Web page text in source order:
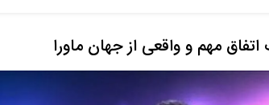
مهم و واقعی از جهان ماورا